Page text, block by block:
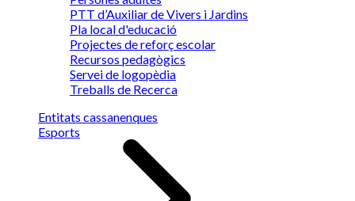
PTT d’Auxiliar de Vivers i Jardins
Pla local d'educació
Projectes de reforç escolar
Recursos pedagògics
Servei de logopèdia
Treballs de Recerca
Entitats cassanenques
Esports